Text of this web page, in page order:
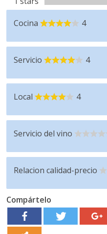
Cocina 4
Servicio 4
Local 4
Servicio del vino
Relacion calidad-precio
Compártelo